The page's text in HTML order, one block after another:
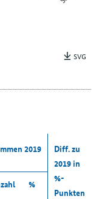
SVG
2019
Diff. zu
2019 in
%-
Punkten
%